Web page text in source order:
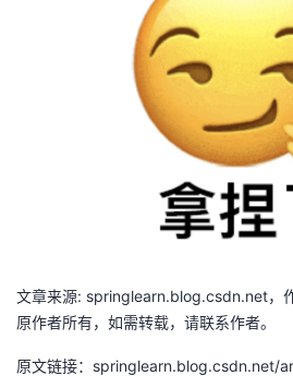
文章来源: springlearn.blog.csdn.net，
原作者所有，如需转载，请联系作者。
原文链接：springlearn.blog.csdn.net/